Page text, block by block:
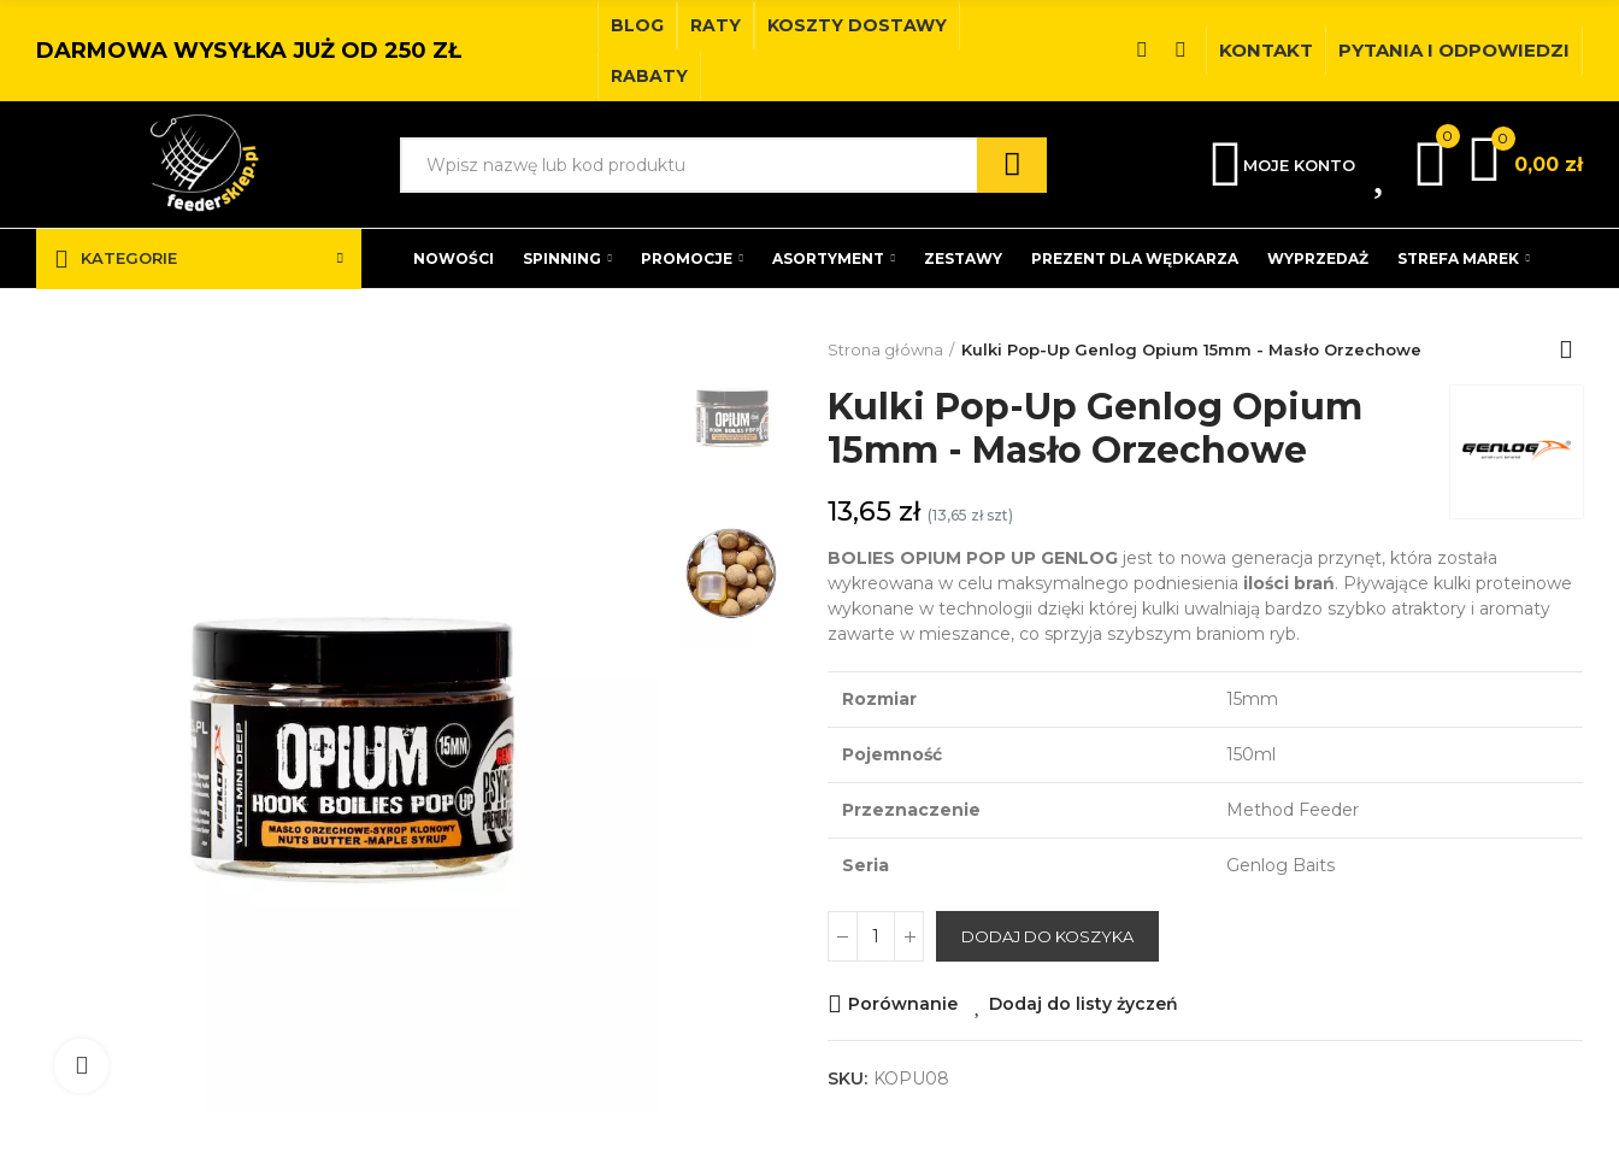
DARMOWA WYSYŁKA JUŻ OD 250 ZŁ
BLOG RATY KOSZTY DOSTAWY
RABATY
KONTAKT PYTANIA I ODPOWIEDZI
MOJE KONTO
0 0
0,00 zł
KATEGORIE NOWOŚCI SPINNING PROMOCJE ASORTYMENT ZESTAWY PREZENT DLA WĘDKARZA WYPRZEDAŻ STREFA MAREK
Strona główna Kulki Pop-Up Genlog Opium 15mm - Masło Orzechowe
Kulki Pop-Up Genlog Opium
15mm - Masło Orzechowe
13,65 zł (13,65 zł szt)
BOLIES OPIUM POP UP GENLOG jest to nowa generacja przynęt, która została
wykreowana w celu maksymalnego podniesienia ilości brań. Pływające kulki proteinowe
wykonane w technologii dzięki której kulki uwalniają bardzo szybko atraktory i aromaty
zawarte w mieszance, co sprzyja szybszym braniom ryb.
Rozmiar 15mm
Pojemność 150ml
Przeznaczenie Method Feeder
Seria Genlog Baits
DODAJ DO KOSZYKA
Porównanie Dodaj do listy życzeń
SKU: KOPU08